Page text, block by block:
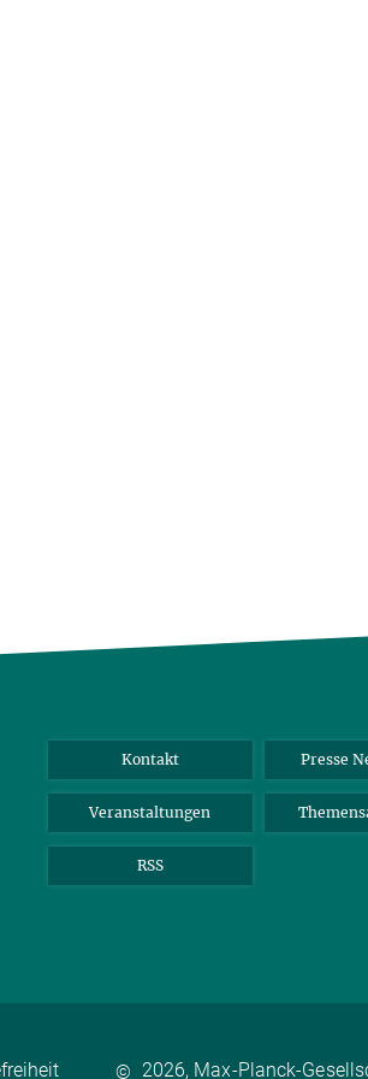
Kontakt Presse
Veranstaltungen
RSS
© 2026, Max-Planck-